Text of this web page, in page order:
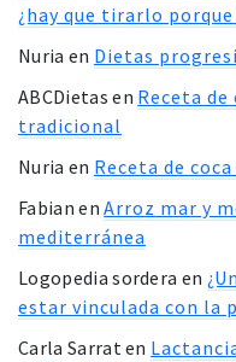
¿hay que tirarlo
Nuria en Dietas
ABCDietas en Receta
tradicional
Nuria en Receta de
Fabian enArroz mar y
mediterránea
Logopedia sordera en
estar vinculada con la
Carla Sarraten